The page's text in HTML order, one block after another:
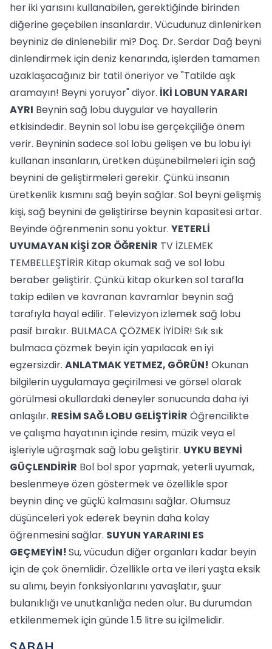
her iki yarısını kullanabilen, gerektiğinde birinden
diğerine geçebilen insanlardır. Vücudunuz dinlenirken
beyniniz de dinlenebilir mi? Doç. Dr. Serdar Dağ beyni
dinlendirmek için deniz kenarında, işlerden tamamen
uzaklaşacağınız bir tatil öneriyor ve "Tatilde aşk
aramayın! Beyni yoruyor" diyor. İKİ LOBUN YARARI
AYRI Beynin sağ lobu duygular ve hayallerin
etkisindedir. Beynin sol lobu ise gerçekçiliğe önem
verir. Beyninin sadece sol lobu gelişen ve bu lobu iyi
kullanan insanların, üretken düşünebilmeleri için sağ
beynini de geliştirmeleri gerekir. Çünkü insanın
üretkenlik kısmını sağ beyin sağlar. Sol beyni gelişmiş
kişi, sağ beynini de geliştirirse beynin kapasitesi artar.
Beyinde öğrenmenin sonu yoktur. YETERLİ
UYUMAYAN KİŞİ ZOR ÖĞRENİR TV İZLEMEK
TEMBELLEŞTİRİR Kitap okumak sağ ve sol lobu
beraber geliştirir. Çünkü kitap okurken sol tarafla
takip edilen ve kavranan kavramlar beynin sağ
tarafıyla hayal edilir. Televizyon izlemek sağ lobu
pasif bırakır. BULMACA ÇÖZMEK İYİDİR! Sık sık
bulmaca çözmek beyin için yapılacak en iyi
egzersizdir. ANLATMAK YETMEZ, GÖRÜN! Okunan
bilgilerin uygulamaya geçirilmesi ve görsel olarak
görülmesi okullardaki deneyler sonucunda daha iyi
anlaşılır. RESİM SAĞ LOBU GELİŞTİRİR Öğrencilikte
ve çalışma hayatının içinde resim, müzik veya el
işleriyle uğraşmak sağ lobu geliştirir. UYKU BEYNİ
GÜÇLENDİRİR Bol bol spor yapmak, yeterli uyumak,
beslenmeye özen göstermek ve özellikle spor
beynin dinç ve güçlü kalmasını sağlar. Olumsuz
düşünceleri yok ederek beynin daha kolay
öğrenmesini sağlar. SUYUN YARARINI ES
GEÇMEYİN! Su, vücudun diğer organları kadar beyin
için de çok önemlidir. Özellikle orta ve ileri yaşta eksik
su alımı, beyin fonksiyonlarını yavaşlatır, şuur
bulanıklığı ve unutkanlığa neden olur. Bu durumdan
etkilenmemek için günde 1.5 litre su içilmelidir.